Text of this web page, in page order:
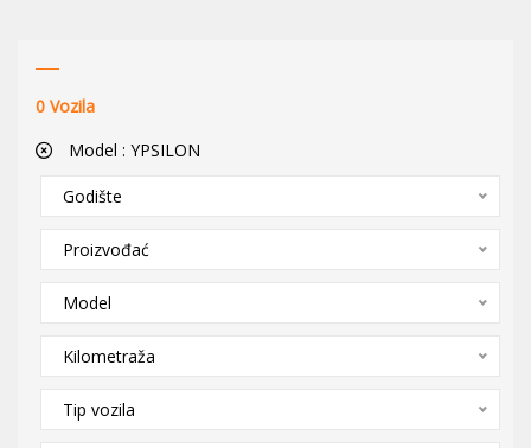
0 Vozila
Model : YPSILON
Godište
Proizvođać
Model
Kilometraža
Tip vozila